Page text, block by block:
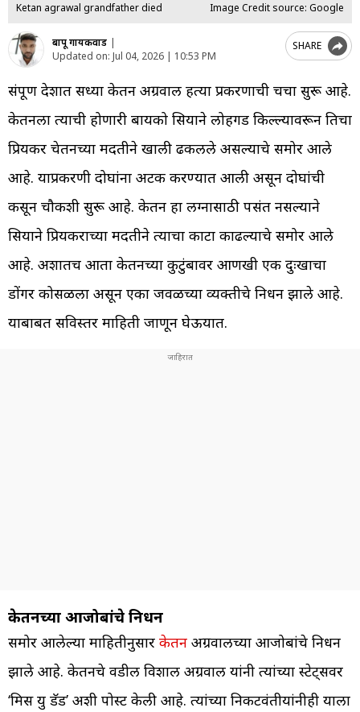
Ketan agrawal grandfather died Image Credit source: Google
बापू गायकवाड |
Updated on: Jul 04, 2026 | 10:53 PM
SHARE
संपूर्ण देशात सध्या केतन अग्रवाल हत्या प्रकरणाची चर्चा सुरू आहे.
केतनला त्याची होणारी बायको सियाने लोहगड किल्ल्यावरून तिचा
प्रियकर चेतनच्या मदतीने खाली ढकलले असल्याचे समोर आले
आहे. याप्रकरणी दोघांना अटक करण्यात आली असून दोघांची
कसून चौकशी सुरू आहे. केतन हा लग्नासाठी पसंत नसल्याने
सियाने प्रियकराच्या मदतीने त्याचा काटा काढल्याचे समोर आले
आहे. अशातच आता केतनच्या कुटुंबावर आणखी एक दुःखाचा
डोंगर कोसळला असून एका जवळच्या व्यक्तीचे निधन झाले आहे.
याबाबत सविस्तर माहिती जाणून घेऊयात.
केतनच्या आजोबांचे निधन
समोर आलेल्या माहितीनुसार केतन अग्रवालच्या आजोबांचे निधन
झाले आहे. केतनचे वडील विशाल अग्रवाल यांनी त्यांच्या स्टेट्सवर
‘मिस यु डॅड’ अशी पोस्ट केली आहे. त्यांच्या निकटवंतीयांनीही याला